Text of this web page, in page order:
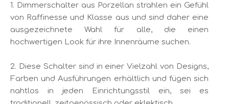
1. Dimmerschalter aus Porzellan strahlen ein Gefühl
von Raffinesse und Klasse aus und sind daher eine
ausgezeichnete Wahl für alle, die einen
hochwertigen Look für ihre Innenräume suchen.
2. Diese Schalter sind in einer Vielzahl von Designs,
Farben und Ausführungen erhältlich und fügen sich
nahtlos in jeden Einrichtungsstil ein, sei es